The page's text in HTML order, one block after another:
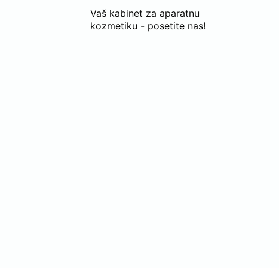
Vaš kabinet za aparatnu
kozmetiku - posetite nas!